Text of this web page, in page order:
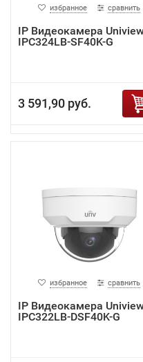
избранное сравнить
IP Видеокамера
IPC324LB-SF40K-G
3 591,90 руб.
избранное сравнить
IP Видеокамера
IPC322LB-DSF40K-G